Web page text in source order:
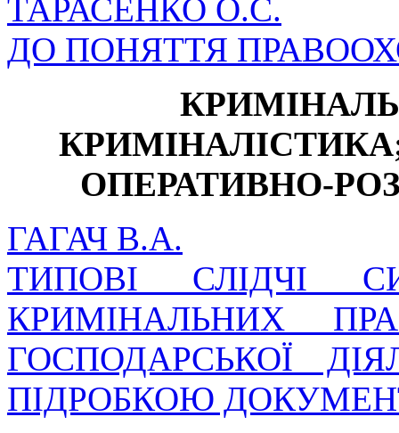
ТАРАСЕНКО О.С.
ДО ПОНЯТТЯ
ОПЕРАТИВНО-
ГАГАЧ В.А.
ТИПОВІ СЛІДЧІ
КРИМІНАЛЬНИХ
ГОСПОДАРСЬКОЇ
ПІДРОБКОЮ